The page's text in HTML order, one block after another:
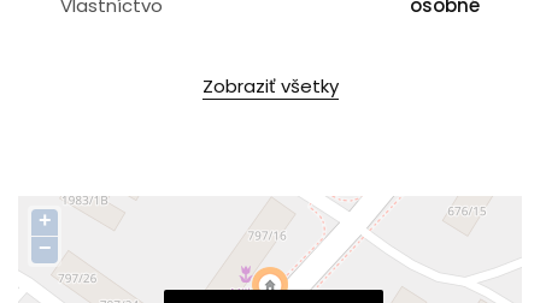
Vlastníctvo osobné
Zobraziť všetky
+
−